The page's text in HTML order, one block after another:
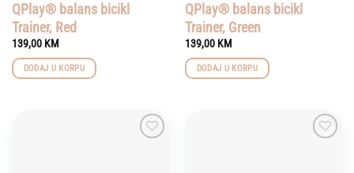
QPlay® balans bicikl
Trainer, Red
139,00 KM
DODAJ U KORPU
QPlay® balans bicikl
Trainer, Green
139,00 KM
DODAJ U KORPU